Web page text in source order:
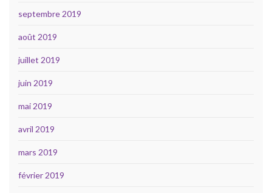
septembre 2019
août 2019
juillet 2019
juin 2019
mai 2019
avril 2019
mars 2019
février 2019